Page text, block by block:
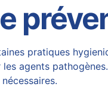
pratiques
agents